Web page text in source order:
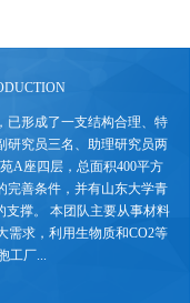
已形成了一支结构合理、特
研究员三名、助理研究员两
A座四层，总面积400平方
完善条件，并有山东大学青
支撑。 本团队主要从事材料
需求，利用生物质和CO2等
工厂...